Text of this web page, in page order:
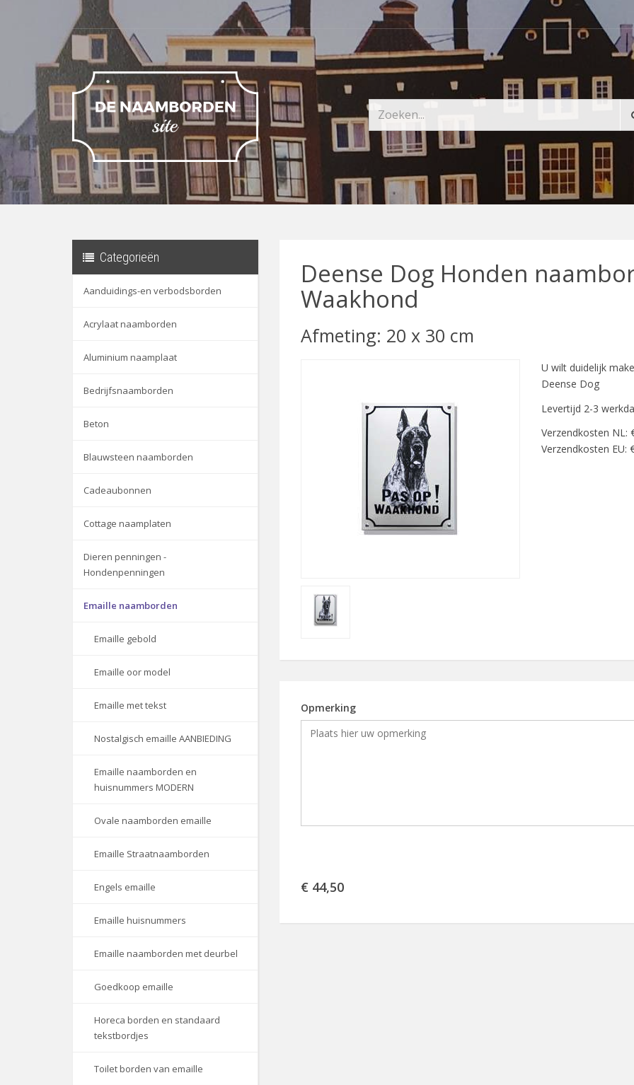
Categorieën
Aanduidings-en verbodsborden
Acrylaat naamborden
Aluminium naamplaat
Bedrijfsnaamborden
Beton
Blauwsteen naamborden
Cadeaubonnen
Cottage naamplaten
Dieren penningen -
Hondenpenningen
Emaille naamborden
Emaille gebold
Emaille oor model
Emaille met tekst
Nostalgisch emaille AANBIEDING
Emaille naamborden en
huisnummers MODERN
Ovale naamborden emaille
Emaille Straatnaamborden
Engels emaille
Emaille huisnummers
Emaille naamborden met deurbel
Goedkoop emaille
Horeca borden en standaard
tekstbordjes
Toilet borden van emaille
Deense Dog Honden
Waakhond
Afmeting: 20 x 30 cm
U wilt duidelijk
Deense Dog
Levertijd 2-3
Verzendkosten NL:
Verzendkosten EU:
Opmerking
€ 44,50